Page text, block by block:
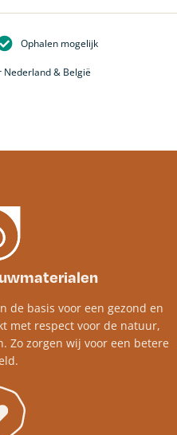
Ophalen mogelijk
Nederland & België
de basis voor een gezond en
met respect voor de natuur,
Zo zorgen wij voor een betere